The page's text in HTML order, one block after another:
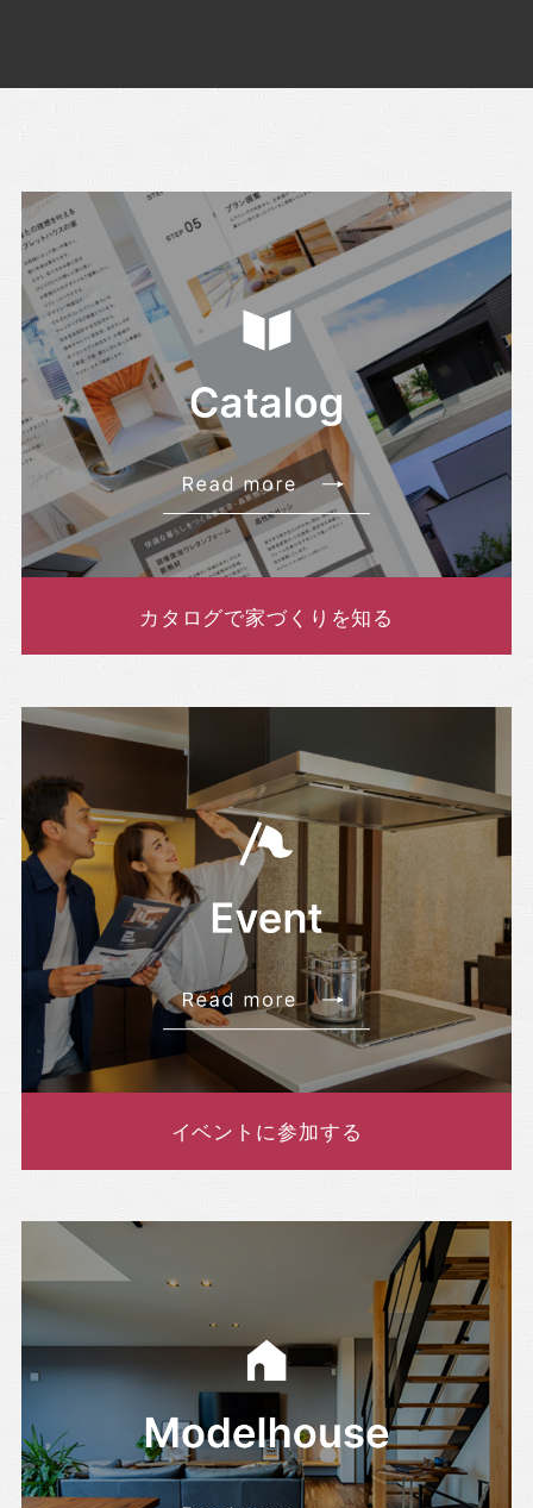
・2023年4月(6記事)
・2023年1月(1記事)
・2022年12月(4記事)
・2022年10月(4記事)
・2022年9月(2記事)
・2022年8月(3記事)
・2022年7月(4記事)
・2022年6月(5記事)
・2022年5月(2記事)
・2022年3月(1記事)
カタログで家づくりを知る
イベントに参加する